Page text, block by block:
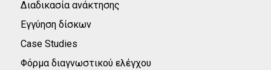
Διαδικασία ανάκτησης
Εγγύηση δίσκων
Case Studies
Φόρμα διαγνωστικού ελέγχου